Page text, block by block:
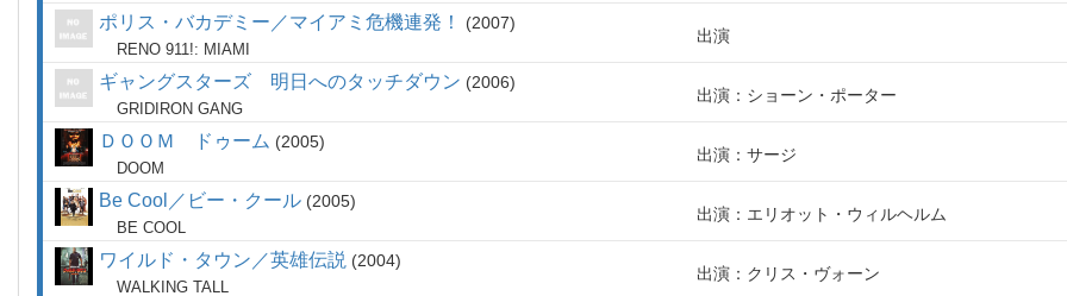
ポリス・バカデミー／マイアミ危機連発！ 2007
RENO 911!: MIAMI
出演
ギャングスターズ 明日へのタッチダウン 2006
GRIDIRON GANG
出演：ショーン・ポーター
ＤＯＯＭ ドゥーム 2005
DOOM
出演：サージ
Be Cool／ビー・クール 2005
BE COOL
出演：エリオット・ウィルヘルム
ワイルド・タウン／英雄伝説 2004
WALKING TALL
出演：クリス・ヴォーン